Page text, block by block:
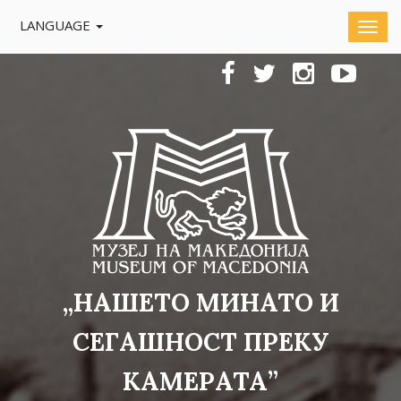
LANGUAGE
„НАШЕТО МИНАТО И
СЕГАШНОСТ ПРЕКУ
КАМЕРАТА”